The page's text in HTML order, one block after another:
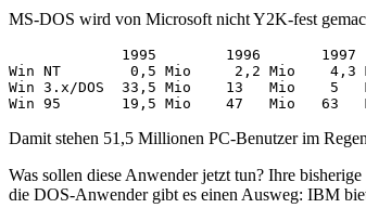
MS-DOS wird von Microsoft nicht Y2K-fest
             1995        1996       1997
Win NT        0,5 Mio     2,2 Mio    4,3
Win 3.x/DOS  33,5 Mio    13   Mio    5
Damit stehen 51,5 Millionen PC-Benutzer im
Was sollen diese Anwender jetzt tun? Ihre
die DOS-Anwender gibt es einen Ausweg: IBM